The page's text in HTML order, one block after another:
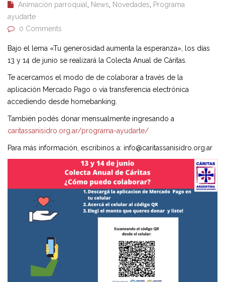
Animación parroquial
News Novedades
Programa
ayudarte
0 Comments
Bajo el lema «Tu generosidad aumenta la esperanza», los días
13 y 14 de junio se realizará la Colecta Anual de Cáritas.
Te acercamos el modo de de colaborar a través de la
aplicación Mercado Pago o vía transferencia electrónica
accediendo desde homebanking.
También podés donar mensualmente ingresando a
caritassanisidro.org.ar/programa-ayudarte/
Para más información, escribinos a: info@caritassanisidro.org.ar